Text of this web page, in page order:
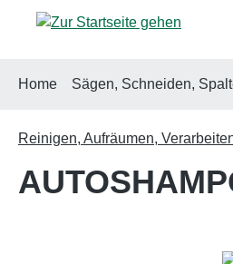
Hauptinhalt springen
Zur Suche springen
Zur Hauptnavigation springen
Home Sägen, Schneiden,
Reinigen, Aufräumen,